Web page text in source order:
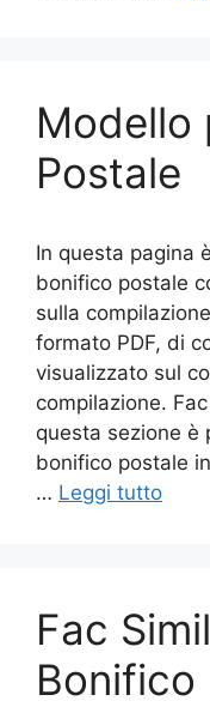
Modello
Postale
In questa pagina
bonifico postale
sulla
formato PDF, di
visualizzato sul
compilazione.
questa sezione è
bonifico postale
… Leggi tutto
Fac
Bonifico